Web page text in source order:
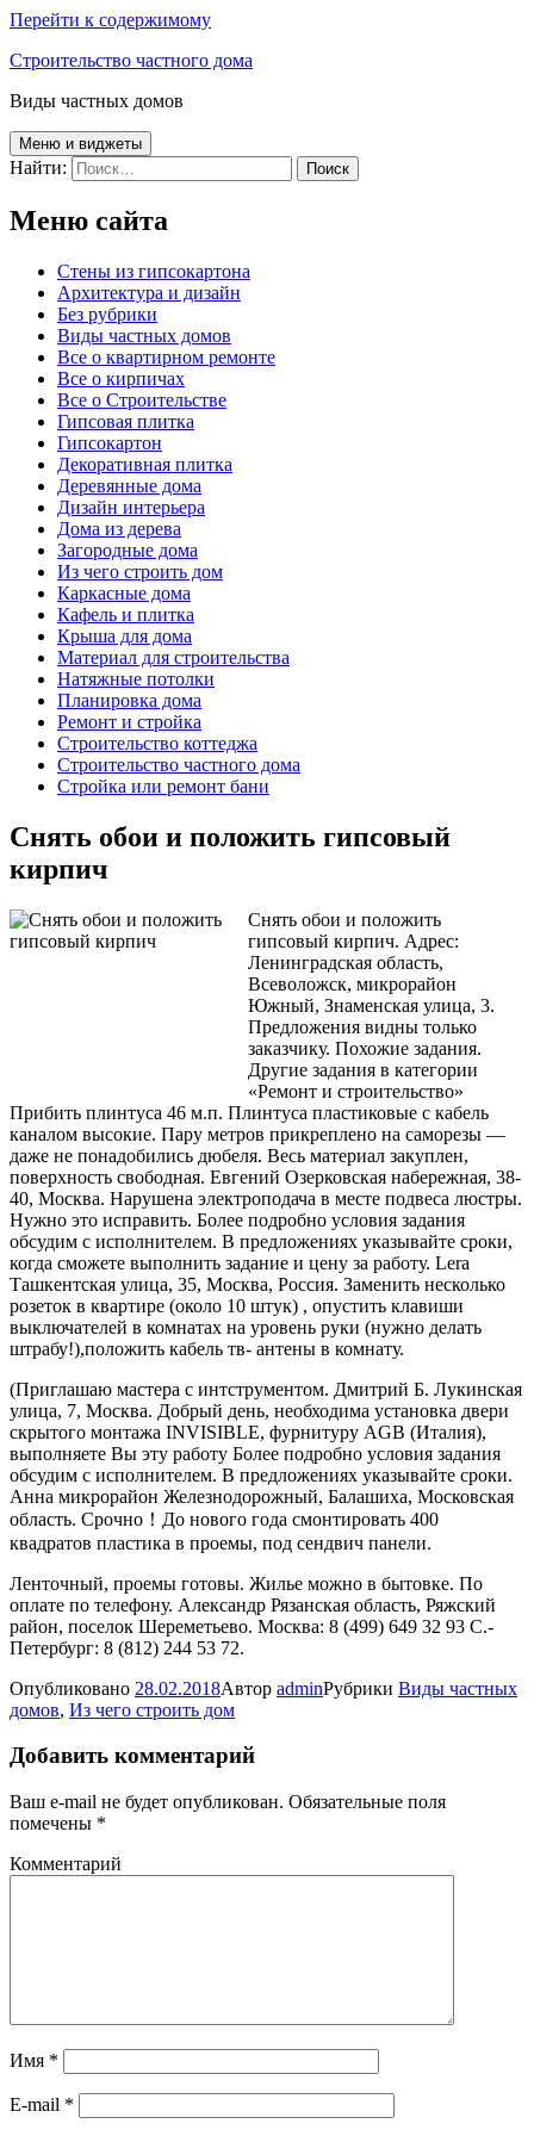
Перейти к содержимому
Строительство частного дома
Виды частных домов
Меню и виджеты
Найти:
Меню сайта
Cтены из гипсокартона
Архитектура и дизайн
Без рубрики
Виды частных домов
Все о квартирном ремонте
Все о кирпичах
Все о Строительстве
Гипсовая плитка
Гипсокартон
Декоративная плитка
Деревянные дома
Дизайн интерьера
Дома из дерева
Загородные дома
Из чего строить дом
Каркасные дома
Кафель и плитка
Крыша для дома
Материал для строительства
Натяжные потолки
Планировка дома
Ремонт и стройка
Строительство коттеджа
Строительство частного дома
Стройка или ремонт бани
Снять обои и положить гипсовый
кирпич
Снять обои и положить
гипсовый кирпич. Адрес:
Ленинградская область,
Всеволожск, микрорайон
Южный, Знаменская улица, 3.
Предложения видны только
заказчику. Похожие задания.
Другие задания в категории
«Ремонт и строительство»
Прибить плинтуса 46 м.п. Плинтуса пластиковые с кабель
каналом высокие. Пару метров прикреплено на саморезы —
даже не понадобились дюбеля. Весь материал закуплен,
поверхность свободная. Евгений Озерковская набережная, 38-
40, Москва. Нарушена электроподача в месте подвеса люстры.
Нужно это исправить. Более подробно условия задания
обсудим с исполнителем. В предложениях указывайте сроки,
когда сможете выполнить задание и цену за работу. Lera
Ташкентская улица, 35, Москва, Россия. Заменить несколько
розеток в квартире (около 10 штук) , опустить клавиши
выключателей в комнатах на уровень руки (нужно делать
штрабу!),положить кабель тв- антены в комнату.
(Приглашаю мастера с интструментом. Дмитрий Б. Лукинская
улица, 7, Москва. Добрый день, необходима установка двери
скрытого монтажа INVISIBLE, фурнитуру AGB (Италия),
выполняете Вы эту работу Более подробно условия задания
обсудим с исполнителем. В предложениях указывайте сроки.
Анна микрорайон Железнодорожный, Балашиха, Московская
область. Срочно！До нового года смонтировать 400
квадратов пластика в проемы, под сендвич панели.
Ленточный, проемы готовы. Жилье можно в бытовке. По
оплате по телефону. Александр Рязанская область, Ряжский
район, поселок Шереметьево. Москва: 8 (499) 649 32 93 С.-
Петербург: 8 (812) 244 53 72.
Опубликовано 28.02.2018Автор adminРубрики Виды частных
домов, Из чего строить дом
Добавить комментарий
Ваш e-mail не будет опубликован. Обязательные поля
помечены *
Комментарий
Имя *
E-mail *